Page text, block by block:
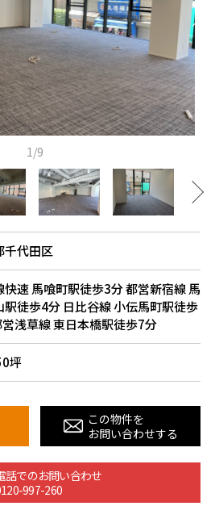
1/9
千代田区
快速 馬喰町駅徒歩3分都営新宿線 馬
駅徒歩4分日比谷線 小伝馬町駅徒歩
浅草線 東日本橋駅徒歩7分
坪
この物件を
お問い合わせする
話でのお問い合わせ
997-260